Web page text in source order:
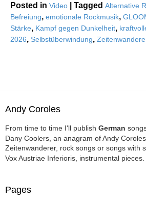
Posted in Video Tagged Alternative
Befreiung, emotionale Rockmusik,
Stärke, Kampf gegen Dunkelheit,
2026, Selbstüberwindung,
Andy Coroles
From time to time I'll publish German
Dany Coolers, an anagram of Andy
Zeitenwanderer, rock songs or songs with
Vox Austriae Inferioris, instrumental pieces.
Pages